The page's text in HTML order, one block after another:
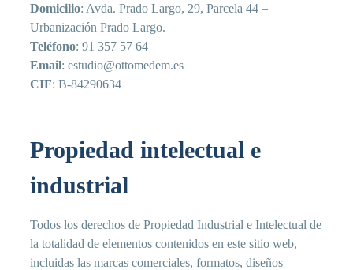
Domicilio: Avda. Prado Largo, 29, Parcela 44 –
Urbanización Prado Largo.
Teléfono: 91 357 57 64
Email: estudio@ottomedem.es
CIF: B-84290634
Propiedad intelectual e
industrial
Todos los derechos de Propiedad Industrial e Intelectual de
la totalidad de elementos contenidos en este sitio web,
incluidas las marcas comerciales, formatos, diseños